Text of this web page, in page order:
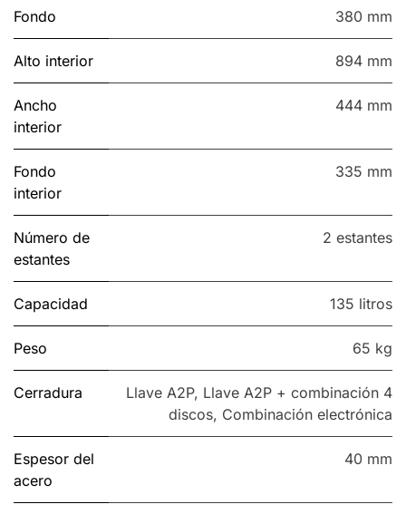
Fondo 380 mm
Alto interior 894 mm
Ancho
interior
444 mm
Fondo
interior
335 mm
Número de
estantes
2 estantes
Capacidad 135 litros
Peso 65 kg
Cerradura Llave A2P, Llave A2P + combinación 4
discos, Combinación electrónica
Espesor del
acero
40 mm